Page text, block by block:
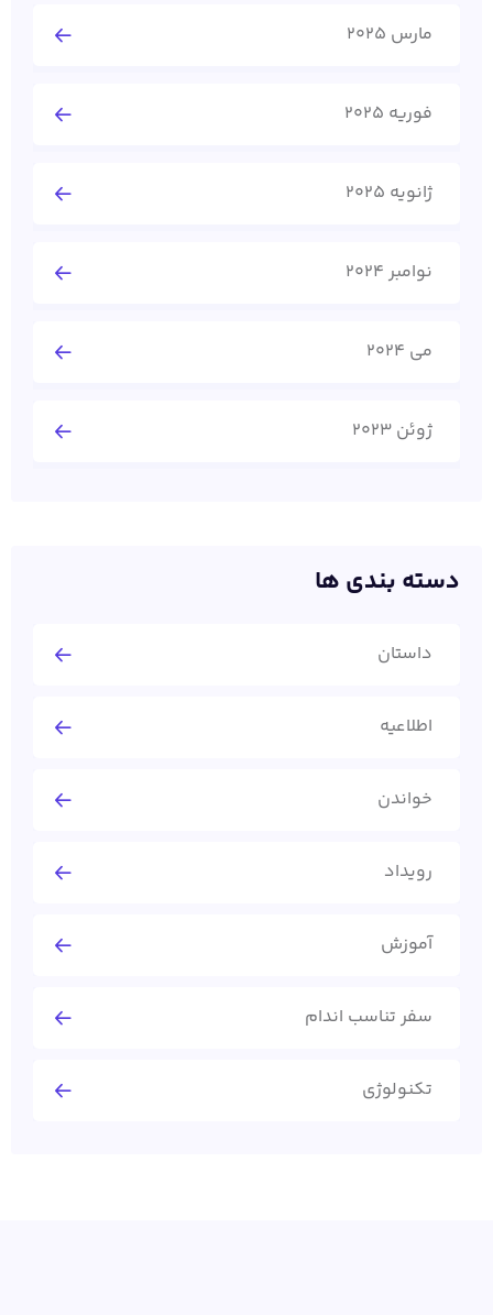
مارس 2025
فوریه 2025
ژانویه 2025
نوامبر 2024
می 2024
ژوئن 2023
دسته بندی ها
داستان
اطلاعیه
خواندن
رویداد
آموزش
سفر تناسب اندام
تکنولوژی